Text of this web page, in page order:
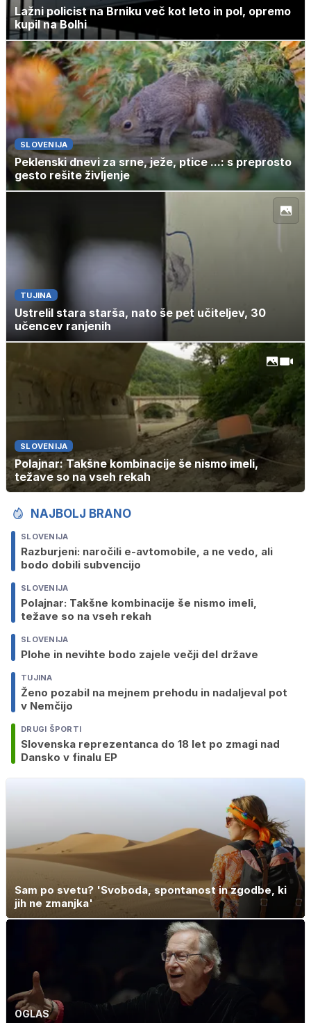
Lažni policist na Brniku več kot leto in pol, opremo
kupil na Bolhi
SLOVENIJA
Peklenski dnevi za srne, ježe, ptice ...: s preprosto
gesto rešite življenje
TUJINA
Ustrelil stara starša, nato še pet učiteljev, 30
učencev ranjenih
SLOVENIJA
Polajnar: Takšne kombinacije še nismo imeli,
težave so na vseh rekah
NAJBOLJ BRANO
SLOVENIJA
Razburjeni: naročili e-avtomobile, a ne vedo, ali
bodo dobili subvencijo
SLOVENIJA
Polajnar: Takšne kombinacije še nismo imeli,
težave so na vseh rekah
SLOVENIJA
Plohe in nevihte bodo zajele večji del države
TUJINA
Ženo pozabil na mejnem prehodu in nadaljeval pot
v Nemčijo
DRUGI ŠPORTI
Slovenska reprezentanca do 18 let po zmagi nad
Dansko v finalu EP
Sam po svetu? 'Svoboda, spontanost in zgodbe, ki
jih ne zmanjka'
OGLAS